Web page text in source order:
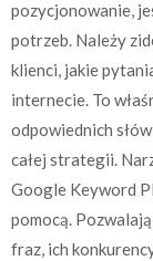
pozycjonowanie,
potrzeb. Należy
klienci, jakie
internecie. To
odpowiednich
całej strategii.
Google Keyword
pomocą.
fraz, ich